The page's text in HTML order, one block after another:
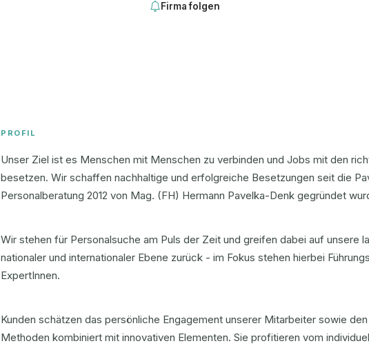
Firma folgen
PROFIL
Unser Ziel ist es Menschen mit Menschen zu verbinden und Jobs mit den
besetzen. Wir schaffen nachhaltige und erfolgreiche Besetzungen seit die
Personalberatung 2012 von Mag. (FH) Hermann Pavelka-Denk gegründet
Wir stehen für Personalsuche am Puls der Zeit und greifen dabei auf unsere
nationaler und internationaler Ebene zurück - im Fokus stehen hierbei
ExpertInnen.
Kunden schätzen das persönliche Engagement unserer Mitarbeiter sowie
Methoden kombiniert mit innovativen Elementen. Sie profitieren vom